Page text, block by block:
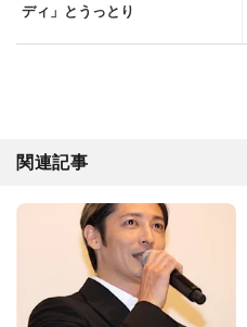
ディ」とうっとり
関連記事